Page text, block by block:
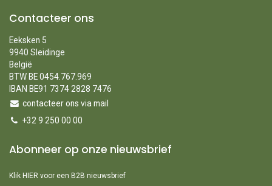
Contacteer ons
Eeksken 5
9940 Sleidinge
België
BTW BE 0454.767.969
IBAN BE91 7374 2828 7476
contacteer ons via mail
+32 9 250 00 00
Abonneer op onze nieuwsbrief
Klik HIER voor een B2B nieuwsbrief